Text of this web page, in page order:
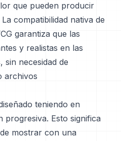
que pueden producir
compatibilidad nativa de
garantiza que las
y realistas en las
sin necesidad de
archivos
teniendo en
progresiva. Esto significa
mostrar con una